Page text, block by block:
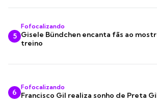
5
Fofocalizando
Gisele Bündchen encanta fãs ao
treino
6
Fofocalizando
Francisco Gil realiza sonho de Preta